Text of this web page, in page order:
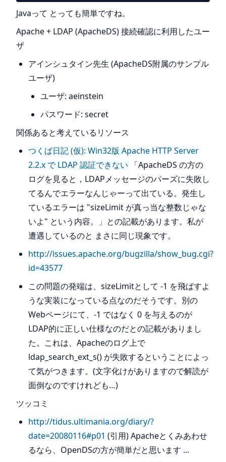
Javaって とっても簡単ですね。
Apache + LDAP (ApacheDS) 接続確認に利用したユー
ザ
アインシュタイン先生 (ApacheDS附属のサンプル
ユーザ)
ユーザ: aeinstein
パスワード: secret
関係あると考えているリソース
つくば日記 (仮): Win32版 Apache HTTP Server
2.2.x で LDAP 認証できない 「ApacheDS の方の
ログを見ると，LDAPメッセージのパーズに失敗し
てるんでエラーなんじゃーって出ている。発生し
ているエラーは "sizeLimit が真っ当な整数じゃな
いよ" という内容。」との記載があります。私が
遭遇しているのと まさに同じ現象です。
http://issues.apache.org/bugzilla/show_bug.cgi?
id=43577
この問題の発端は、sizeLimitとして -1 を飛ばすよ
うな実装になっている点なのだそうです。別の
Webページにて、-1 ではなく 0 を与えるのが
LDAP的に正しい仕様なのだとの記載がありまし
た。これは、Apacheのログ上で
ldap_search_ext_s() が失敗するということによっ
て気がつきます。(文字化けがありますので解読が
面倒なのですけれども…)
ツッコミ
http://tidus.ultimania.org/diary/?
date=20080116#p01 (引用) Apacheとくみあわせ
るなら、OpenDSの方が簡単だと思います ...